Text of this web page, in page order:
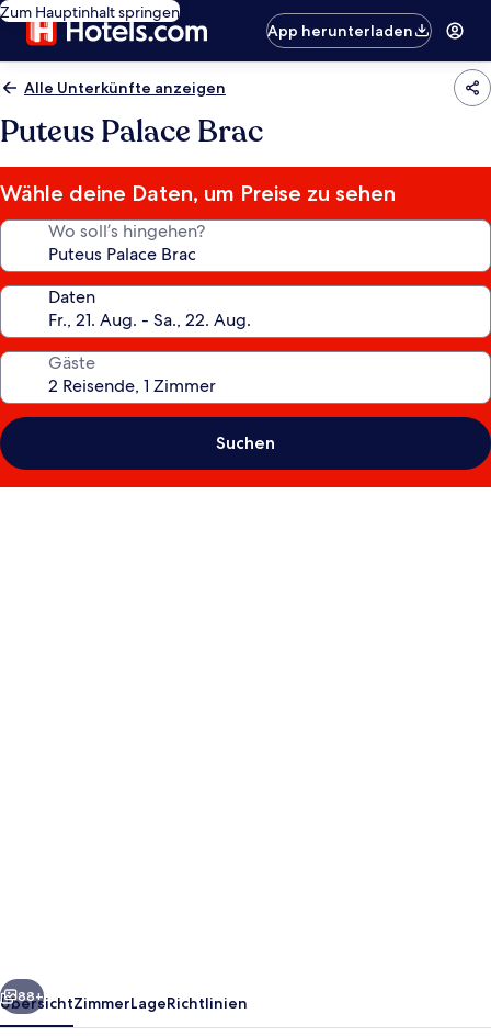
Zum Hauptinhalt springen
App herunterladen
Alle Unterkünfte anzeigen
Puteus Palace Brac
Wähle deine Daten, um Preise zu sehen
Wo soll’s hingehen?
Daten
Gäste
Suchen
Weiter
88+
ÜbersichtZimmerLageRichtlinien